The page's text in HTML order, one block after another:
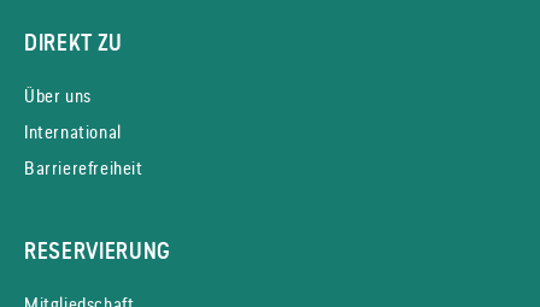
DIREKT ZU
Über uns
International
Barrierefreiheit
RESERVIERUNG